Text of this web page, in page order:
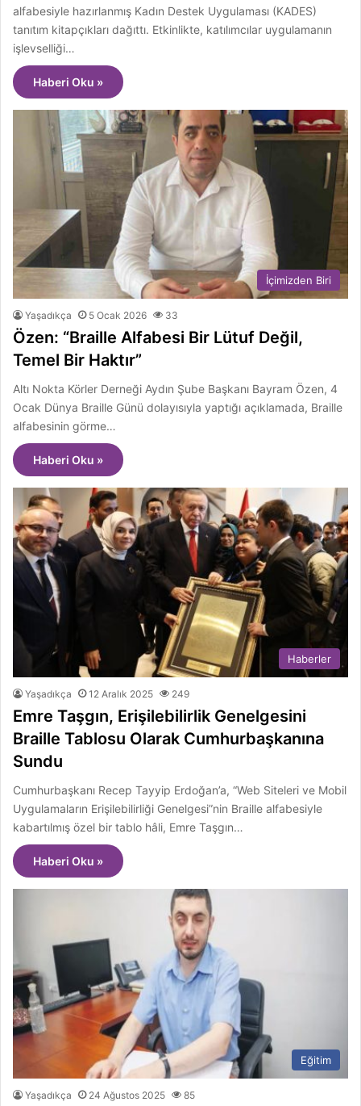
alfabesiyle hazırlanmış Kadın Destek Uygulaması (KADES)
tanıtım kitapçıkları dağıttı. Etkinlikte, katılımcılar uygulamanın
işlevselliği…
Haberi Oku »
İçimizden Biri
Yaşadıkça 5 Ocak 2026 33
Özen: “Braille Alfabesi Bir Lütuf Değil,
Temel Bir Haktır”
Altı Nokta Körler Derneği Aydın Şube Başkanı Bayram Özen, 4
Ocak Dünya Braille Günü dolayısıyla yaptığı açıklamada, Braille
alfabesinin görme…
Haberi Oku »
Haberler
Yaşadıkça 12 Aralık 2025 249
Emre Taşgın, Erişilebilirlik Genelgesini
Braille Tablosu Olarak Cumhurbaşkanına
Sundu
Cumhurbaşkanı Recep Tayyip Erdoğan’a, “Web Siteleri ve Mobil
Uygulamaların Erişilebilirliği Genelgesi”nin Braille alfabesiyle
kabartılmış özel bir tablo hâli, Emre Taşgın…
Haberi Oku »
Eğitim
Yaşadıkça 24 Ağustos 2025 85